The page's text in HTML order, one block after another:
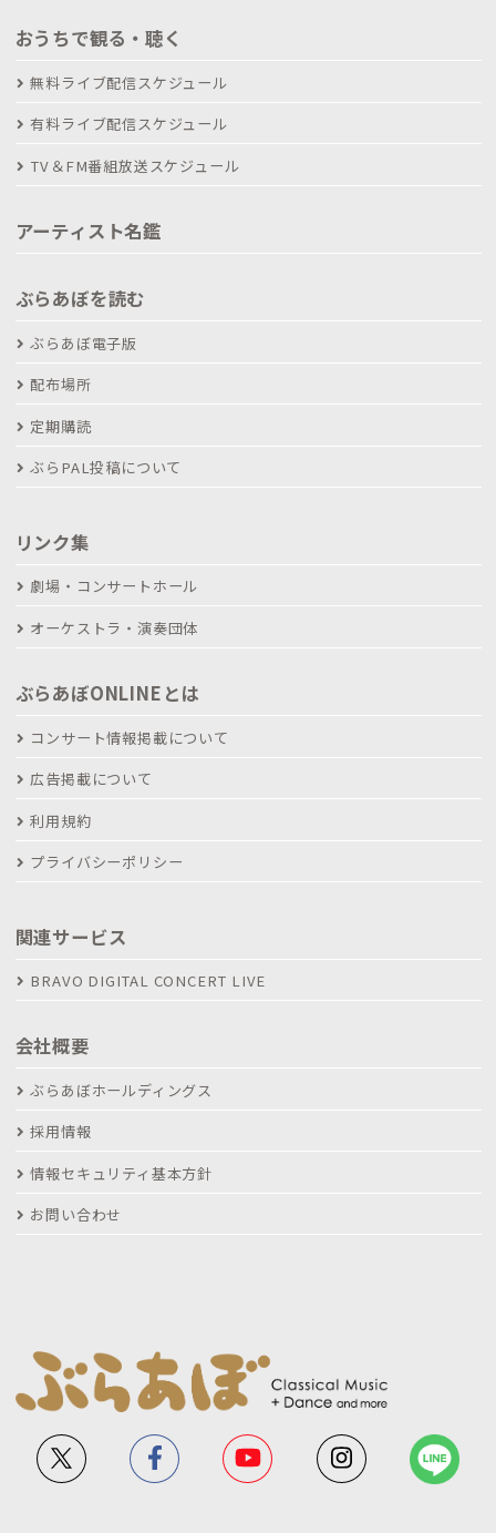
おうちで観る・聴く
無料ライブ配信スケジュール
有料ライブ配信スケジュール
TV＆FM番組放送スケジュール
アーティスト名鑑
ぶらあぼを読む
ぶらあぼ電子版
配布場所
定期購読
ぶらPAL投稿について
リンク集
劇場・コンサートホール
オーケストラ・演奏団体
ぶらあぼONLINEとは
コンサート情報掲載について
広告掲載について
利用規約
プライバシーポリシー
関連サービス
BRAVO DIGITAL CONCERT LIVE
会社概要
ぶらあぼホールディングス
採用情報
情報セキュリティ基本方針
お問い合わせ